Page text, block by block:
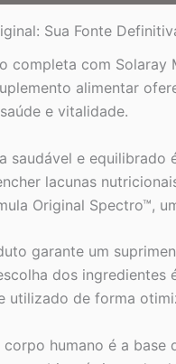
Sua Fonte
completa com Solaray
alimentar
e vitalidade.
saudável e equilibrado
lacunas
Original Spectro™,
garante um
dos ingredientes
utilizado de forma
humano é a